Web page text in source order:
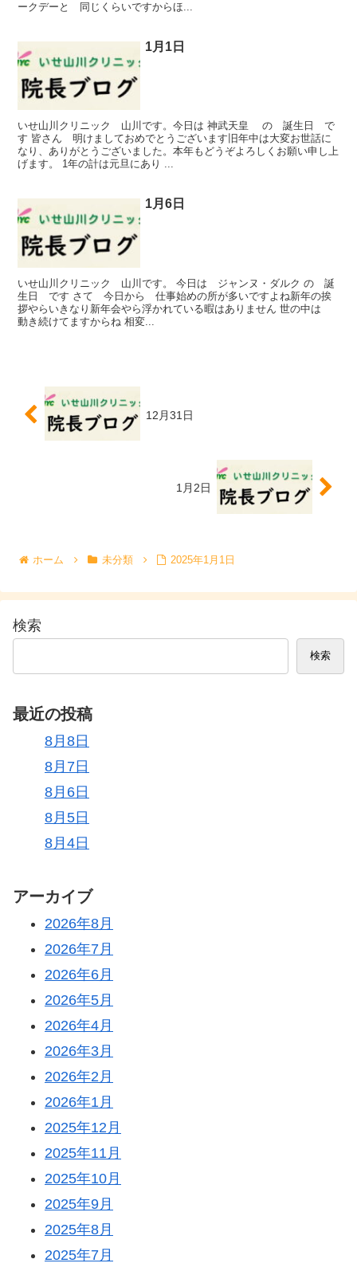
ークデーと 同じくらいですからほ...
1月1日
いせ山川クリニック 山川です。今日は 神武天皇 の 誕生日 で
す 皆さん 明けましておめでとうございます旧年中は大変お世話に
なり、ありがとうございました。本年もどうぞよろしくお願い申し上
げます。 1年の計は元旦にあり ...
1月6日
いせ山川クリニック 山川です。 今日は ジャンヌ・ダルク の 誕
生日 です さて 今日から 仕事始めの所が多いですよね新年の挨
拶やらいきなり新年会やら浮かれている暇はありません 世の中は
動き続けてますからね 相変...
12月31日
1月2日
ホーム 未分類 2025年1月1日
検索
検索
最近の投稿
8月8日
8月7日
8月6日
8月5日
8月4日
アーカイブ
2026年8月
2026年7月
2026年6月
2026年5月
2026年4月
2026年3月
2026年2月
2026年1月
2025年12月
2025年11月
2025年10月
2025年9月
2025年8月
2025年7月